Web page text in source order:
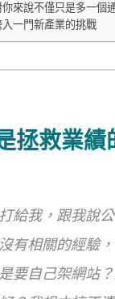
來說不僅只是多一個
一門新產業的挑戰
拯救業績
給我，跟我說
有相關的經驗
要自己架網站